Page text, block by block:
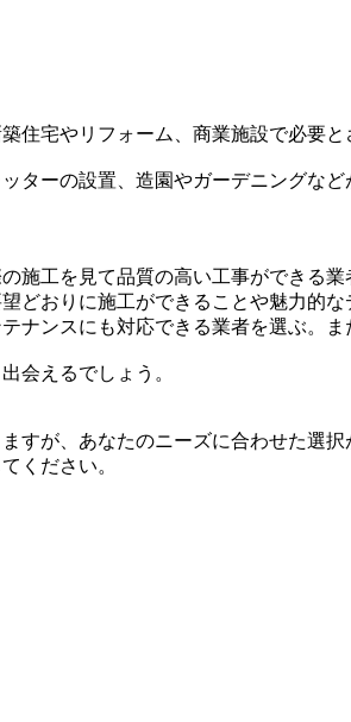
住宅やリフォーム、商業施設で必要と
ターの設置、造園やガーデニングな
施工を見て品質の高い工事ができる業
どおりに施工ができることや魅力的
ナンスにも対応できる業者を選ぶ。
会えるでしょう。
すが、あなたのニーズに合わせた選択
ください。